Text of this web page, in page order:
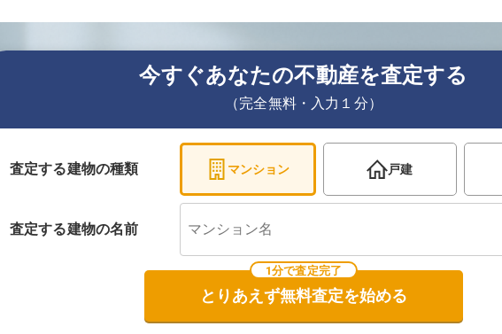
今すぐあなたの不動産を査定する
（完全無料・入力１分）
査定する建物の種類 マンション 戸建
査定する建物の名前
1分で査定完了
とりあえず無料査定を始める